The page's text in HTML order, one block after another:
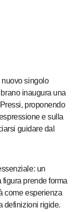
nuovo singolo
inaugura una
proponendo
e sulla
guidare dal
un
prende forma
come esperienza
definizioni rigide.